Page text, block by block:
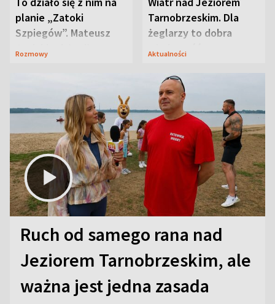
planie „Zatoki
Szpiegów”. Mateusz
Janicki odsłonił
Rozmowy
Tarnobrzeskim. Dla
żeglarzy to dobra
wiadomość
Aktualności
Ruch od samego rana nad
Jeziorem Tarnobrzeskim, ale
ważna jest jedna zasada